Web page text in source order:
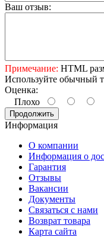
Ваш отзыв:
Примечание: HTML
Используйте обычный
Оценка:
Плохо
Продолжить
Информация
О компании
Информация о
Гарантия
Отзывы
Вакансии
Документы
Связаться с нами
Возврат товара
Карта сайта